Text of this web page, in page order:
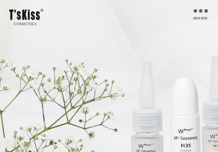
私たちのプラセンタ
開発インタビュー
商品一覧
menu